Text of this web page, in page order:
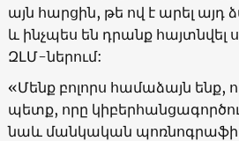
այն հարցին, թե ով է արել այդ
և ինչպես են դրանք հայտնվել
ԶԼՄ-ներում:
«Մենք բոլորս համաձայն ենք,
պետք, որը
նաև մանկական